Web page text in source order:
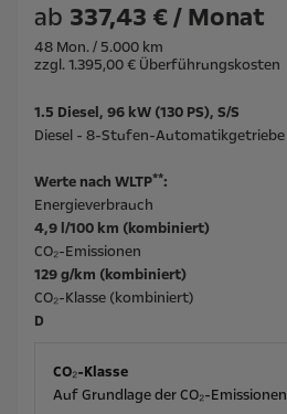
ab 337,43 € / Monat
48 Mon. / 5.000 km
zzgl. 1.395,00 € Überführungskosten
1.5 Diesel, 96 kW (130 PS), S/S
Diesel - 8-Stufen-Automatikgetriebe
Werte nach WLTP**:
Energieverbrauch
4,9 l/100 km (kombiniert)
CO₂-Emissionen
129 g/km (kombiniert)
CO₂-Klasse (kombiniert)
D
CO₂-Klasse
Auf Grundlage der CO₂-Emissionen